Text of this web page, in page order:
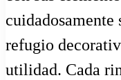
cuidadosamente
refugio
utilidad. Cada